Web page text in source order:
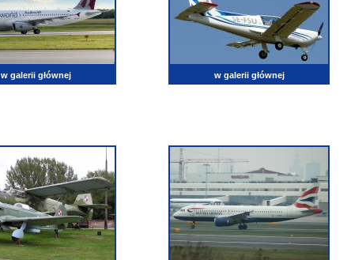
w galerii głównej w galerii głównej